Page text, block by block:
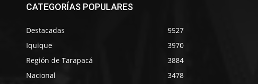
CATEGORÍAS POPULARES
Destacadas
9527
Iquique
3970
Región de Tarapacá
3884
Nacional
3478